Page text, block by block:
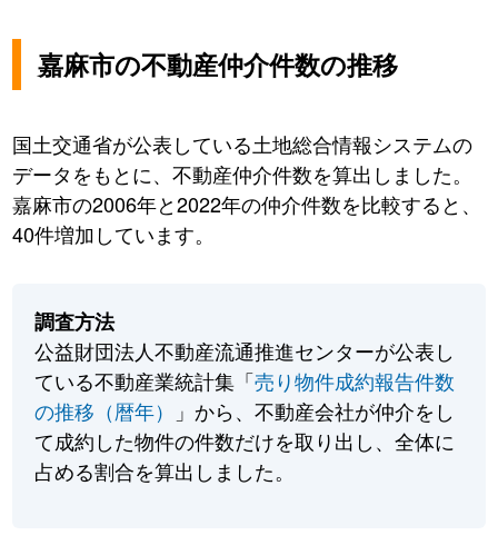
嘉麻市の不動産仲介件数の推移
国土交通省が公表している土地総合情報システムの
データをもとに、不動産仲介件数を算出しました。
嘉麻市の2006年と2022年の仲介件数を比較すると、
40件増加しています。
調査方法
公益財団法人不動産流通推進センターが公表し
ている不動産業統計集「売り物件成約報告件数
の推移（暦年）
」から、不動産会社が仲介をし
て成約した物件の件数だけを取り出し、全体に
占める割合を算出しました。